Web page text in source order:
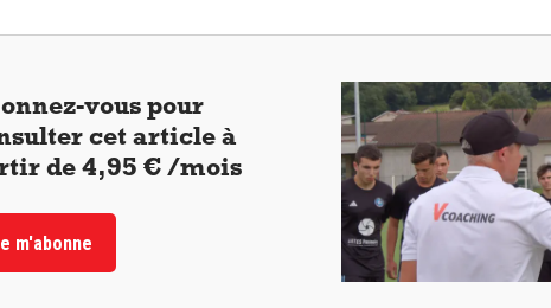
vous pour
cet article à
de 4,95 € /mois
m'abonne